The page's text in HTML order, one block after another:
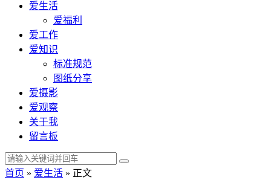
爱生活
爱福利
爱工作
爱知识
标准规范
图纸分享
爱摄影
爱观察
关于我
留言板
首页 » 爱生活 » 正文